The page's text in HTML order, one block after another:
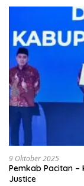
9 Oktober 2025
Pemkab Pacitan
Justice